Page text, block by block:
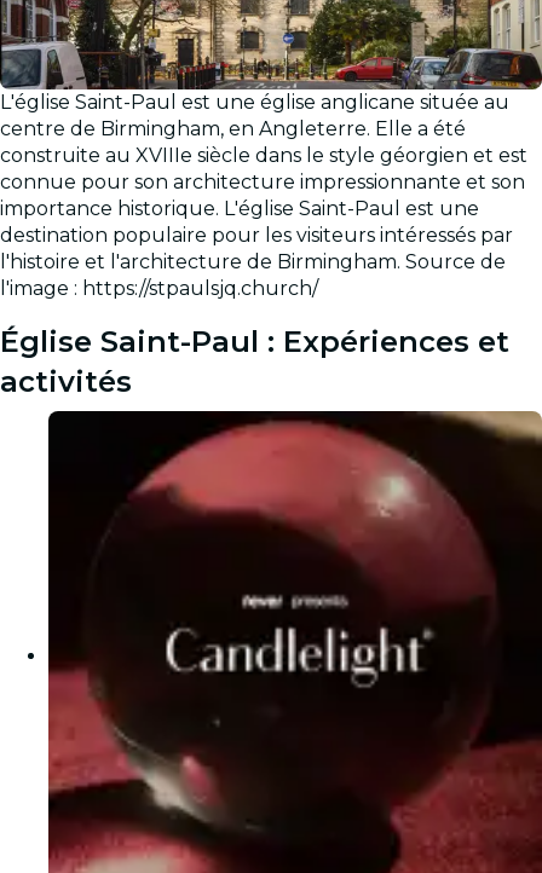
Galerie
L'église Saint-Paul est une église anglicane située au
centre de Birmingham, en Angleterre. Elle a été
construite au XVIIIe siècle dans le style géorgien et est
connue pour son architecture impressionnante et son
importance historique. L'église Saint-Paul est une
destination populaire pour les visiteurs intéressés par
l'histoire et l'architecture de Birmingham. Source de
l'image : https://stpaulsjq.church/
Église Saint-Paul : Expériences et
activités